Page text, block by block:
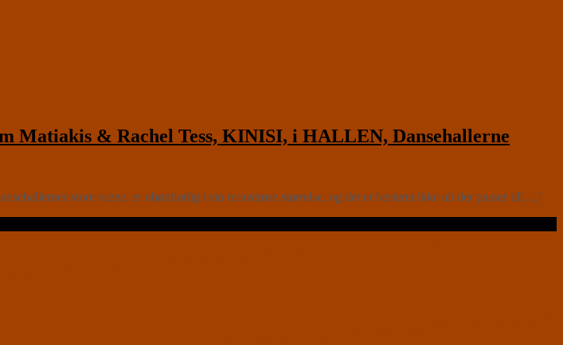
Matiakis & Rachel Tess, KINISI, i HALLEN, Dansehallerne
store scene, er ubønhørlig i sin monstrøse størrelse, og det er bestemt ikke alt der passer til[…]